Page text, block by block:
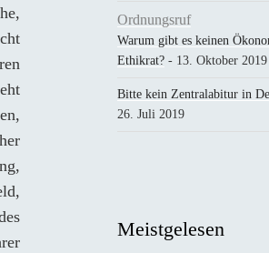
Ordnungsruf
Warum gibt es keinen
Ethikrat? - 13. Oktober 2019
Bitte kein Zentralabitur in
26. Juli 2019
Meistgelesen